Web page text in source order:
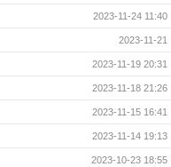
2023-11-24 11:40
2023-11-21
2023-11-19 20:31
2023-11-18 21:26
2023-11-15 16:41
2023-11-14 19:13
2023-10-23 18:55